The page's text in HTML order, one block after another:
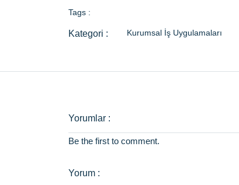
Tags :
Kurumsal İş Uygulamaları
Be the first to comment.